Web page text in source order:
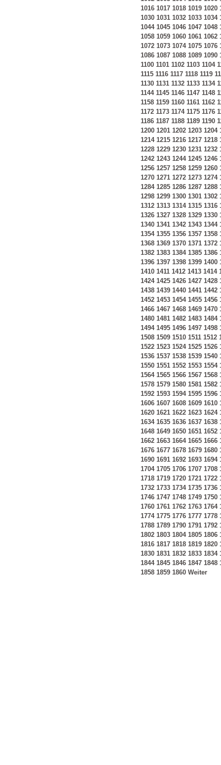
1016 1017 1018 1019 1020
1030 1031 1032 1033 1034
1044 1045 1046 1047 1048
1058 1059 1060 1061 1062
1072 1073 1074 1075 1076
1086 1087 1088 1089 1090
1100 1101 1102 1103 1104
1115 1116 1117 1118 1119
1130 1131 1132 1133 1134
1144 1145 1146 1147 1148
1158 1159 1160 1161 1162
1172 1173 1174 1175 1176
1186 1187 1188 1189 1190
1200 1201 1202 1203 1204
1214 1215 1216 1217 1218
1228 1229 1230 1231 1232
1242 1243 1244 1245 1246
1256 1257 1258 1259 1260
1270 1271 1272 1273 1274
1284 1285 1286 1287 1288
1298 1299 1300 1301 1302
1312 1313 1314 1315 1316
1326 1327 1328 1329 1330
1340 1341 1342 1343 1344
1354 1355 1356 1357 1358
1368 1369 1370 1371 1372
1382 1383 1384 1385 1386
1396 1397 1398 1399 1400
1410 1411 1412 1413 1414
1424 1425 1426 1427 1428
1438 1439 1440 1441 1442
1452 1453 1454 1455 1456
1466 1467 1468 1469 1470
1480 1481 1482 1483 1484
1494 1495 1496 1497 1498
1508 1509 1510 1511 1512
1522 1523 1524 1525 1526
1536 1537 1538 1539 1540
1550 1551 1552 1553 1554
1564 1565 1566 1567 1568
1578 1579 1580 1581 1582
1592 1593 1594 1595 1596
1606 1607 1608 1609 1610
1620 1621 1622 1623 1624
1634 1635 1636 1637 1638
1648 1649 1650 1651 1652
1662 1663 1664 1665 1666
1676 1677 1678 1679 1680
1690 1691 1692 1693 1694
1704 1705 1706 1707 1708
1718 1719 1720 1721 1722
1732 1733 1734 1735 1736
1746 1747 1748 1749 1750
1760 1761 1762 1763 1764
1774 1775 1776 1777 1778
1788 1789 1790 1791 1792
1802 1803 1804 1805 1806
1816 1817 1818 1819 1820
1830 1831 1832 1833 1834
1844 1845 1846 1847 1848
1858 1859 1860 Weiter